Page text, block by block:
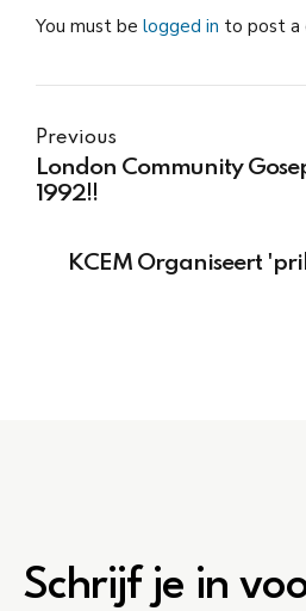
You must be logged in to post a
Previous
London Community
1992!!
KCEM Organiseert
Schrijf je in